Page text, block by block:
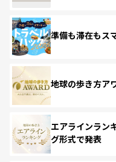
準備も滞在もス
地球の歩き方ア
エアラインラン
グ形式で発表